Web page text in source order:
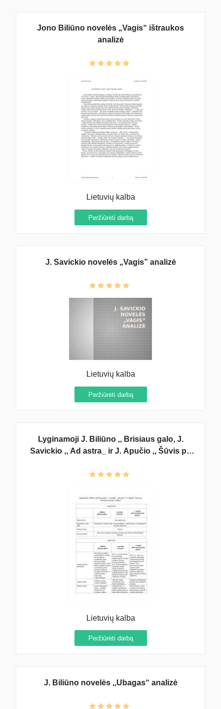
Jono Biliūno novelės „Vagis“ ištraukos
analizė
Lietuvių kalba
Peržiūrėti darbą
J. Savickio novelės „Vagis” analizė
Lietuvių kalba
Peržiūrėti darbą
Lyginamoji J. Biliūno ,, Brisiaus galo, J.
Savickio ,, Ad astra_ ir J. Apučio ,, Šūvis po
Lietuvių kalba
Peržiūrėti darbą
J. Biliūno novelės ,,Ubagas“ analizė